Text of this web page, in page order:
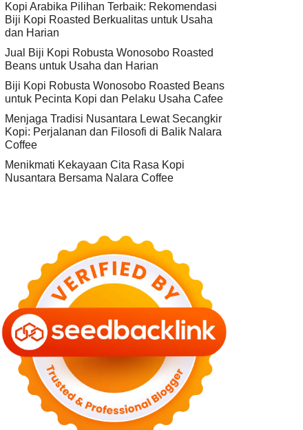
Kopi Arabika Pilihan Terbaik: Rekomendasi
Biji Kopi Roasted Berkualitas untuk Usaha
dan Harian
Jual Biji Kopi Robusta Wonosobo Roasted
Beans untuk Usaha dan Harian
Biji Kopi Robusta Wonosobo Roasted Beans
untuk Pecinta Kopi dan Pelaku Usaha Cafee
Menjaga Tradisi Nusantara Lewat Secangkir
Kopi: Perjalanan dan Filosofi di Balik Nalara
Coffee
Menikmati Kekayaan Cita Rasa Kopi
Nusantara Bersama Nalara Coffee